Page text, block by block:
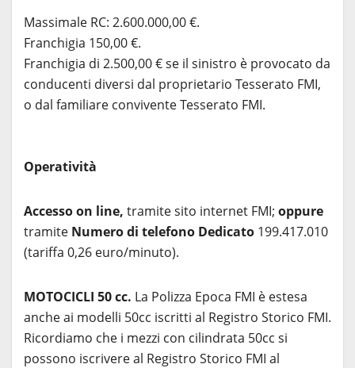
Massimale RC: 2.600.000,00 €.
Franchigia 150,00 €.
Franchigia di 2.500,00 € se il sinistro è provocato da
conducenti diversi dal proprietario Tesserato FMI,
o dal familiare convivente Tesserato FMI.
Operatività
Accesso on line, tramite sito internet FMI; oppure
tramite Numero di telefono Dedicato 199.417.010
(tariffa 0,26 euro/minuto).
MOTOCICLI 50 cc. La Polizza Epoca FMI è estesa
anche ai modelli 50cc iscritti al Registro Storico FMI.
Ricordiamo che i mezzi con cilindrata 50cc si
possono iscrivere al Registro Storico FMI al